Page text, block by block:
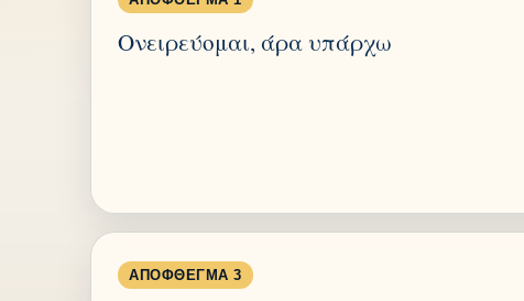
Ονειρεύομαι, άρα υπάρχω
ΑΠΌΦΘΕΓΜΑ 3